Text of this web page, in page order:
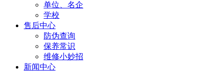
单位、名企
学校
售后中心
防伪查询
保养常识
维修小妙招
新闻中心